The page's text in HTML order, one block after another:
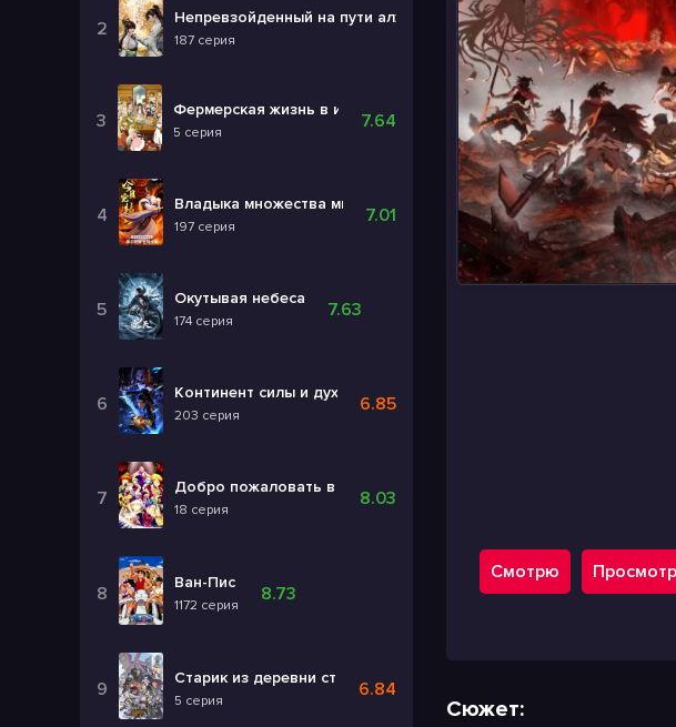
Непревзойденный на пути алхимии
187 серия
Фермерская жизнь в ином мире 2
5 серия
7.64
Владыка множества миров 3
197 серия
7.01
Окутывая небеса
174 серия
7.63
Континент силы и духа
203 серия
6.85
Добро пожаловать в ад, Ирума! 4
18 серия
8.03
Ван-Пис
1172 серия
8.73
Старик из деревни становится Святым мечом 2
5 серия
6.84
Смотрю
Сюжет: